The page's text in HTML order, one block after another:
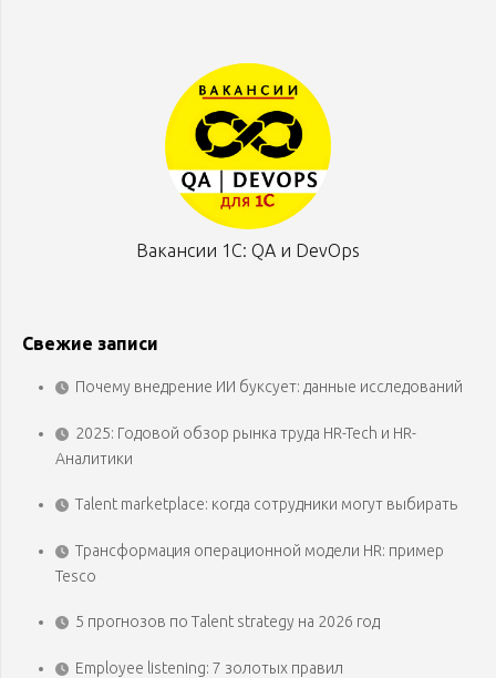
Вакансии 1С: QA и DevOps
Свежие записи
Почему внедрение ИИ буксует: данные исследований
2025: Годовой обзор рынка труда HR-Tech и HR-
Аналитики
Talent marketplace: когда сотрудники могут выбирать
Трансформация операционной модели HR: пример
Tesco
5 прогнозов по Talent strategy на 2026 год
Employee listening: 7 золотых правил